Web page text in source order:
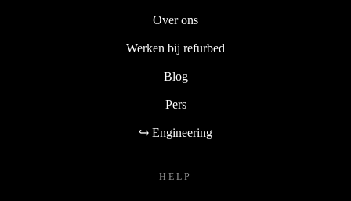
Over ons
Werken bij refurbed
Blog
Pers
↪ Engineering
HELP